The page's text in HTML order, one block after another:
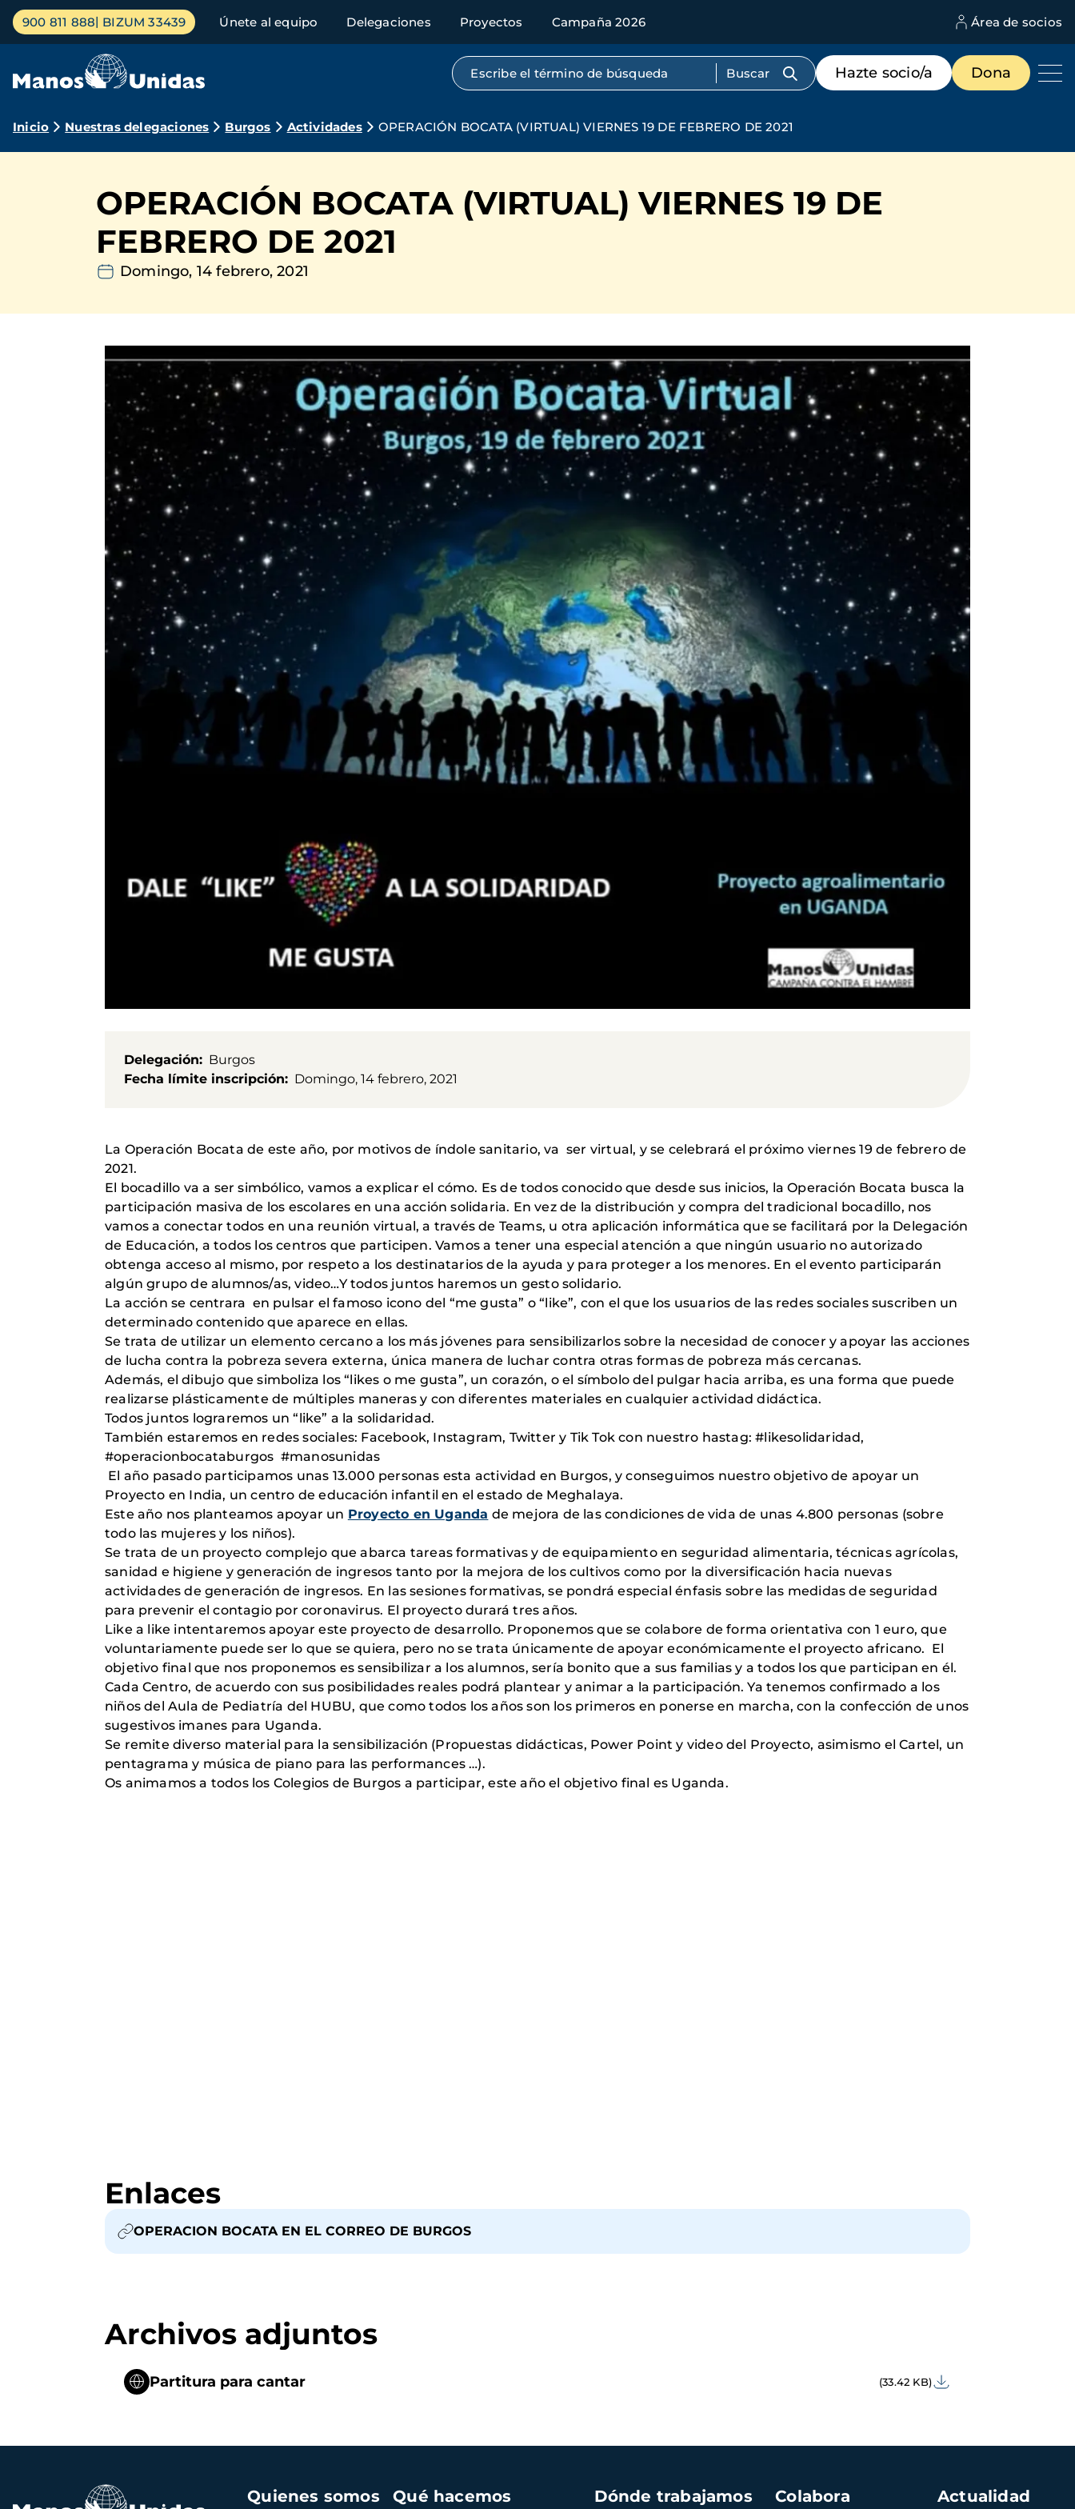
Pasar
contenido
Menú
principal
900 811 888 BIZUM 33439 Únete al equipo Delegaciones Proyectos Campaña 2026 Área de socios
Búsqueda por texto completo
Menú
de
destacados
Hazte socio/a Dona
Ruta
navegación
Inicio Nuestras delegaciones Burgos Actividades OPERACIÓN BOCATA (VIRTUAL) VIERNES 19 DE FEBRERO DE 2021
OPERACIÓN BOCATA (VIRTUAL) VIERNES 19 DE
FEBRERO DE 2021
Domingo, 14 febrero, 2021
Delegación
Burgos
Fecha límite inscripción
Domingo, 14 febrero, 2021
La Operación Bocata de este año, por motivos de índole sanitario, va ser virtual, y se celebrará el próximo viernes 19 de febrero de
2021.
El bocadillo va a ser simbólico, vamos a explicar el cómo. Es de todos conocido que desde sus inicios, la Operación Bocata busca la
participación masiva de los escolares en una acción solidaria. En vez de la distribución y compra del tradicional bocadillo, nos
vamos a conectar todos en una reunión virtual, a través de Teams, u otra aplicación informática que se facilitará por la Delegación
de Educación, a todos los centros que participen. Vamos a tener una especial atención a que ningún usuario no autorizado
obtenga acceso al mismo, por respeto a los destinatarios de la ayuda y para proteger a los menores. En el evento participarán
algún grupo de alumnos/as, video…Y todos juntos haremos un gesto solidario.
La acción se centrara en pulsar el famoso icono del “me gusta” o “like”, con el que los usuarios de las redes sociales suscriben un
determinado contenido que aparece en ellas.
Se trata de utilizar un elemento cercano a los más jóvenes para sensibilizarlos sobre la necesidad de conocer y apoyar las acciones
de lucha contra la pobreza severa externa, única manera de luchar contra otras formas de pobreza más cercanas.
Además, el dibujo que simboliza los “likes o me gusta”, un corazón, o el símbolo del pulgar hacia arriba, es una forma que puede
realizarse plásticamente de múltiples maneras y con diferentes materiales en cualquier actividad didáctica.
Todos juntos lograremos un “like” a la solidaridad.
También estaremos en redes sociales: Facebook, Instagram, Twitter y Tik Tok con nuestro hastag: #likesolidaridad,
#operacionbocataburgos #manosunidas
El año pasado participamos unas 13.000 personas esta actividad en Burgos, y conseguimos nuestro objetivo de apoyar un
Proyecto en India, un centro de educación infantil en el estado de Meghalaya.
Este año nos planteamos apoyar un Proyecto en Uganda de mejora de las condiciones de vida de unas 4.800 personas (sobre
todo las mujeres y los niños).
Se trata de un proyecto complejo que abarca tareas formativas y de equipamiento en seguridad alimentaria, técnicas agrícolas,
sanidad e higiene y generación de ingresos tanto por la mejora de los cultivos como por la diversificación hacia nuevas
actividades de generación de ingresos. En las sesiones formativas, se pondrá especial énfasis sobre las medidas de seguridad
para prevenir el contagio por coronavirus. El proyecto durará tres años.
Like a like intentaremos apoyar este proyecto de desarrollo. Proponemos que se colabore de forma orientativa con 1 euro, que
voluntariamente puede ser lo que se quiera, pero no se trata únicamente de apoyar económicamente el proyecto africano. El
objetivo final que nos proponemos es sensibilizar a los alumnos, sería bonito que a sus familias y a todos los que participan en él.
Cada Centro, de acuerdo con sus posibilidades reales podrá plantear y animar a la participación. Ya tenemos confirmado a los
niños del Aula de Pediatría del HUBU, que como todos los años son los primeros en ponerse en marcha, con la confección de unos
sugestivos imanes para Uganda.
Se remite diverso material para la sensibilización (Propuestas didácticas, Power Point y video del Proyecto, asimismo el Cartel, un
pentagrama y música de piano para las performances …).
Os animamos a todos los Colegios de Burgos a participar, este año el objetivo final es Uganda.
Enlaces
OPERACION BOCATA EN EL CORREO DE BURGOS
Archivos adjuntos
Partitura para cantar (33.42 KB)
Navegación
Quienes somos Qué hacemos Dónde trabajamos Colabora Actualidad